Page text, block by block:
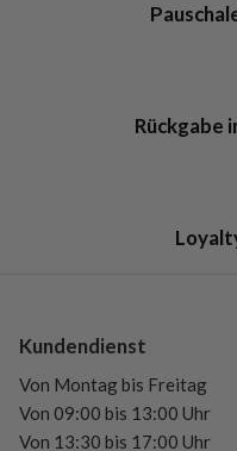
Rückgabe
Kundendienst
Von Montag bis Freitag
Von 09:00 bis 13:00 Uhr
Von 13:30 bis 17:00 Uhr